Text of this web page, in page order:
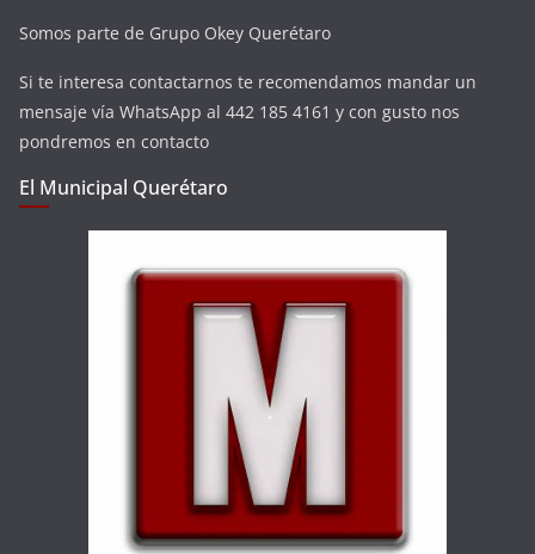
Somos parte de Grupo Okey Querétaro
Si te interesa contactarnos te recomendamos mandar un
mensaje vía WhatsApp al 442 185 4161 y con gusto nos
pondremos en contacto
El Municipal Querétaro